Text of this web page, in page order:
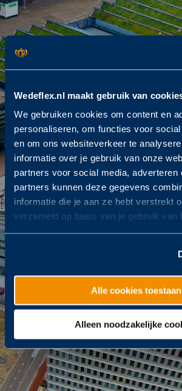
Wedeflex.nl maakt gebruik van
We gebruiken cookies om content en
personaliseren, om functies voor
en om ons websiteverkeer te
informatie over je gebruik van onze
partners voor social media, adverteren
partners kunnen deze gegevens
informatie die je aan ze hebt verstrekt
verzameld op basis van je gebruik van
Alle cookies toestaan
Alleen noodzakelijke
Sea Life